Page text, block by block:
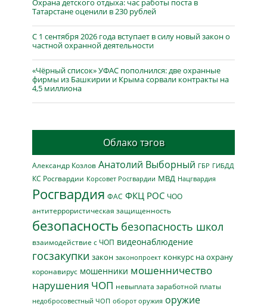
Охрана детского отдыха: час работы поста в
Татарстане оценили в 230 рублей
С 1 сентября 2026 года вступает в силу новый закон о
частной охранной деятельности
«Чёрный список» УФАС пополнился: две охранные
фирмы из Башкирии и Крыма сорвали контракты на
4,5 миллиона
Облако тэгов
Александр Козлов Анатолий Выборный ГБР ГИБДД
КС Росгвардии Корсовет Росгвардии МВД Нацгвардия
Росгвардия ФАС ФКЦ РОС ЧОО
антитеррористическая защищенность
безопасность безопасность школ
взаимодействие с ЧОП видеонаблюдение
госзакупки закон законопроект конкурс на охрану
коронавирус мошенники мошенничество
нарушения ЧОП невыплата заработной платы
недобросовестный ЧОП оборот оружия оружие